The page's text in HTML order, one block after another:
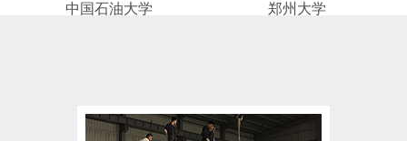
中国石油大学 郑州大学